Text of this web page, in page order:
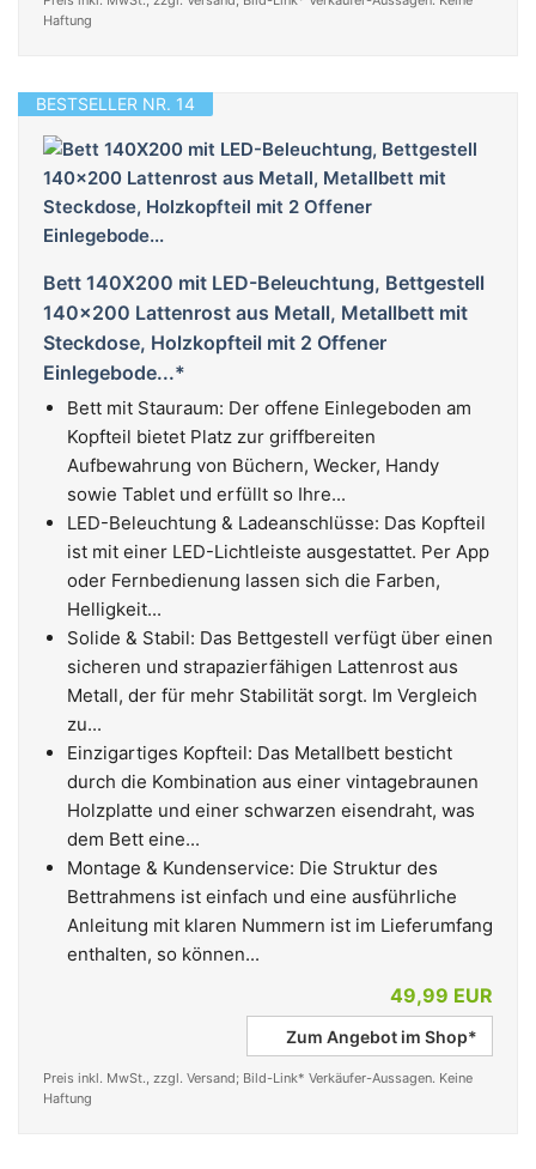
Haftung
BESTSELLER NR. 14
Bett 140X200 mit LED-Beleuchtung, Bettgestell
140x200 Lattenrost aus Metall, Metallbett mit
Steckdose, Holzkopfteil mit 2 Offener
Einlegebode...*
Bett mit Stauraum: Der offene Einlegeboden am
Kopfteil bietet Platz zur griffbereiten
Aufbewahrung von Büchern, Wecker, Handy
sowie Tablet und erfüllt so Ihre...
LED-Beleuchtung & Ladeanschlüsse: Das Kopfteil
ist mit einer LED-Lichtleiste ausgestattet. Per App
oder Fernbedienung lassen sich die Farben,
Helligkeit...
Solide & Stabil: Das Bettgestell verfügt über einen
sicheren und strapazierfähigen Lattenrost aus
Metall, der für mehr Stabilität sorgt. Im Vergleich
zu...
Einzigartiges Kopfteil: Das Metallbett besticht
durch die Kombination aus einer vintagebraunen
Holzplatte und einer schwarzen eisendraht, was
dem Bett eine...
Montage & Kundenservice: Die Struktur des
Bettrahmens ist einfach und eine ausführliche
Anleitung mit klaren Nummern ist im Lieferumfang
enthalten, so können...
49,99 EUR
Zum Angebot im Shop*
Preis inkl. MwSt., zzgl. Versand; Bild-Link* Verkäufer-Aussagen. Keine
Haftung